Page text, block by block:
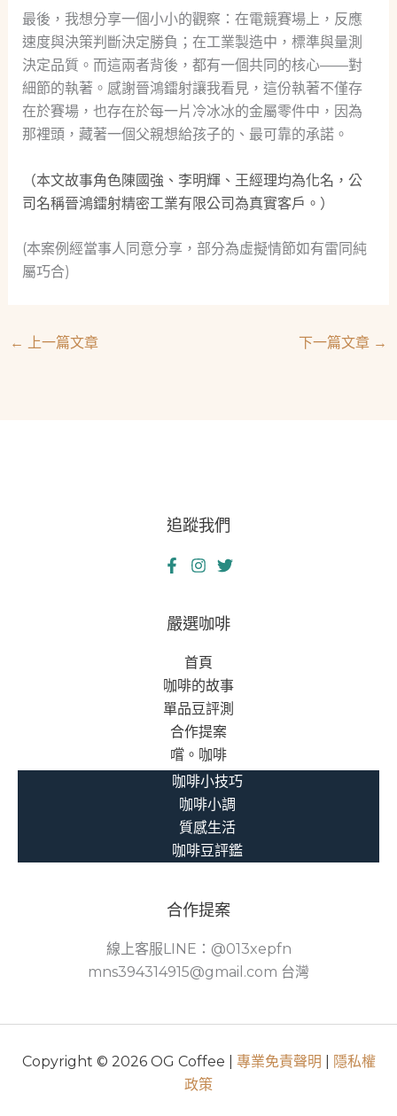
最後，我想分享一個小小的觀察：在電競賽場上，反應
速度與決策判斷決定勝負；在工業製造中，標準與量測
決定品質。而這兩者背後，都有一個共同的核心——對
細節的執著。感謝晉鴻鐳射讓我看見，這份執著不僅存
在於賽場，也存在於每一片冷冰冰的金屬零件中，因為
那裡頭，藏著一個父親想給孩子的、最可靠的承諾。
（本文故事角色陳國強、李明輝、王經理均為化名，公
司名稱晉鴻鐳射精密工業有限公司為真實客戶。）
(本案例經當事人同意分享，部分為虛擬情節如有雷同純
屬巧合)
← 上一篇文章 下一篇文章 →
追蹤我們
嚴選咖啡
首頁
咖啡的故事
單品豆評測
合作提案
嚐。咖啡
咖啡小技巧
咖啡小調
質感生活
咖啡豆評鑑
合作提案
線上客服LINE：@013xepfn
mns394314915@gmail.com 台灣
Copyright © 2026 OG Coffee | 專業免責聲明
隱私權
政策